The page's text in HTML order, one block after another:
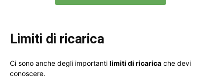
Limiti di ricarica
Ci sono anche degli importanti limiti di ricarica che devi
conoscere.